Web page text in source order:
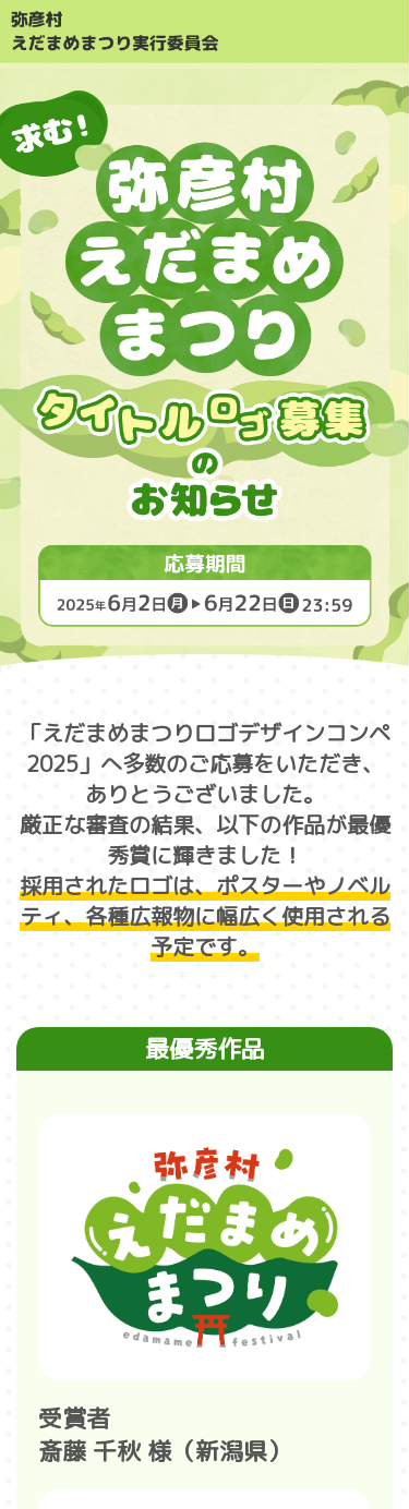
やひこブランドとは
やひこブランド一覧
生産者紹介
買う
味わう
レシピ
お知らせ
お問い合わせ
「えだまめまつりロゴデザインコンペ
2025」へ多数のご応募をいただき、
ありとうございました。
厳正な審査の結果、以下の作品が最優
秀賞に輝きました！
採用されたロゴは、ポスターやノベル
ティ、各種広報物に幅広く使用される
予定です。
最優秀作品
受賞者
斎藤 千秋 様（新潟県）